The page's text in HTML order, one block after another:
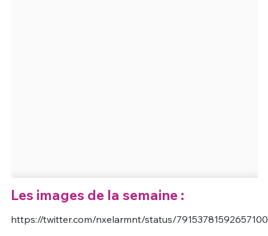
Les images de la semaine :
https://twitter.com/nxelarmnt/status/